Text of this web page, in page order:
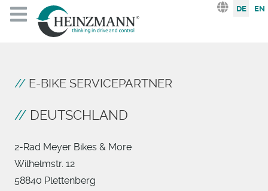
Sprache
DE EN
E-BIKE SERVICEPARTNER
DEUTSCHLAND
2-Rad Meyer Bikes & More
Wilhelmstr. 12
58840 Plettenberg